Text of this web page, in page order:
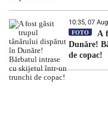
10:35, 07
FOTO
A
Dunăre!
de copac!